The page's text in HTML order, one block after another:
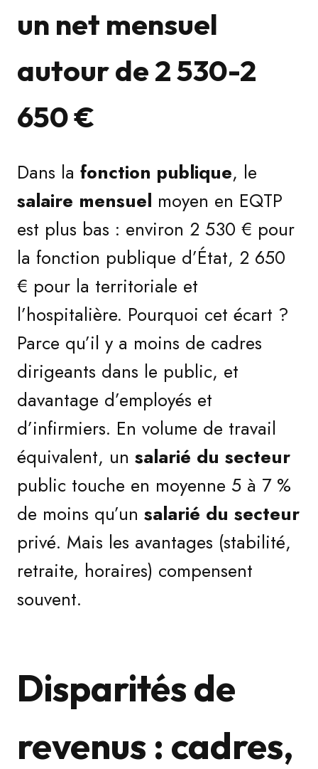
un net mensuel
autour de 2 530-2
650 €
Dans la fonction publique, le
salaire mensuel moyen en EQTP
est plus bas : environ 2 530 € pour
la fonction publique d’État, 2 650
€ pour la territoriale et
l’hospitalière. Pourquoi cet écart ?
Parce qu’il y a moins de cadres
dirigeants dans le public, et
davantage d’employés et
d’infirmiers. En volume de travail
équivalent, un salarié du secteur
public touche en moyenne 5 à 7 %
de moins qu’un salarié du secteur
privé. Mais les avantages (stabilité,
retraite, horaires) compensent
souvent.
Disparités de
revenus : cadres,